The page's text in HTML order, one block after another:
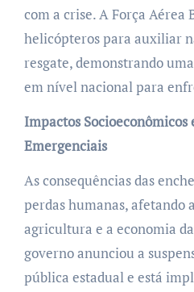
com a crise. A Força Aérea
helicópteros para auxiliar
resgate, demonstrando
em nível nacional para
Impactos Socioeconômicos
Emergenciais
As consequências das
perdas humanas, afetando
agricultura e a economia
governo anunciou a
pública estadual e está